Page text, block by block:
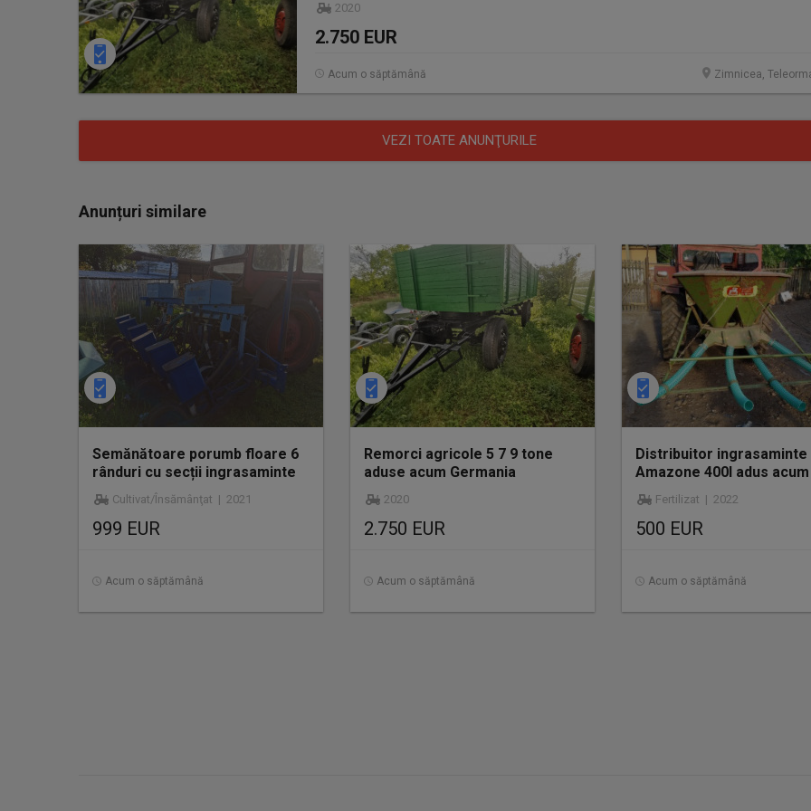
2020
2.750 EUR
Zimnicea,
Acum o săptămână
VEZI TOATE ANUNŢURILE
Anunțuri similare
Semănătoare porumb floare 6
rânduri cu secții ingrasaminte
gaspardo
Cultivat/Însămânţat | 2021
999 EUR
Acum o săptămână
Remorci agricole 5 7 9 tone
aduse acum Germania
2020
2.750 EUR
Acum o săptămână
Distribuitor ingrasaminte
Amazone 400l adus acum
Germania
Fertilizat | 2022
500 EUR
Acum o săptămână